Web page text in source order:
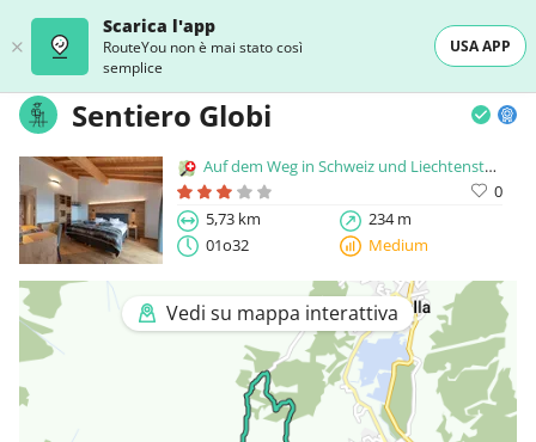
Scarica l'app
RouteYou non è mai stato così
semplice
USA APP
Sentiero Globi
Auf dem Weg in Schweiz und Liechtenstein
0
5,73 km
234 m
01o32
Medium
Vedi su mappa interattiva